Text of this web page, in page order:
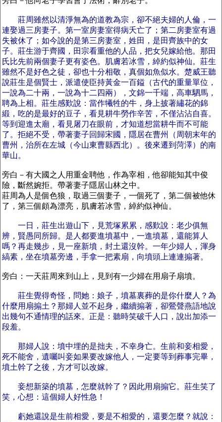
莊周雖然以清淨無為的道教為宗，卻不絕夫婦的人倫，一
連娶過三房妻子。第一室房妻室得病夭亡了；第二房妻室有過
失被休了；如今說的是第三房妻室，姓田，是田齊族中的女
子。莊生游于齊國，田宗看重他的人品，把女兒嫁給他。那田
氏比先前兩個妻子更有姿色。肌膚若冰雪，綽約似神仙。莊生
雖然不是好色之徒，卻也十分相敬，真個如魚似水。楚威王聽
說莊生是個賢士，派遣使臣持黃金一百鎰（古代的重量單位，
一說為二十兩，一說為十二四兩），文錦一千端，高車駟馬，
聘為上相。莊生感歎說：當作犧牲的牛，身上披著繡花的錦
緞，吃的是最好的豆子，看見耕牛勞作辛苦，不僅沾沾自喜。
等到迎進太廟，看見屠刀在眼前，才知道想當耕牛而不可能
了。拒絕不受，帶著妻子回歸宋國，隱居在曹州（周朝末年的
曹州，治所在左城（今山東曹縣西北）。後來遷到菏澤）的南
華山。
旁白－有大國之人用重金聘他，作為宰相，他卻能知其中俊
險，斷然婉拒。帶著妻子隱居山林之中。
莊周為人是個色狼，取過三個妻子，一個死了，第二個被他休
了，第三個頗為漂亮，肌膚若冰雪，綽約似神仙。
一日，莊生出遊山下，見荒塚累累，感歎說：老少俱無
辨，賢愚同所歸。是人都要進墳墓中，一進墳墓，還能算人
嗎？再走幾步，見一座新墳，封土還沒幹。一年少婦人，渾身
縞素，坐在墳墓旁邊，手拿一把素扇，向墳頭上連連搧著。
旁白：一天莊周來到山上，見到有一少婦在用扇子扇墳。
莊生覺得奇怪，問她：娘子，墳墓裏葬的是你什麼人？為
什麼用扇搧土？那婦人並不起身，繼續搧著，卻鶯聲燕語地說
出幾句不通情理的話來。正是：聽時笑破千人口，說出加添一
段羞。
那婦人說：墳中埋的是拙夫，不幸身亡。生前和妾相愛，
死不能舍，遺囑叫妾如果要改嫁他人，一定要等到葬事完畢，
墳土幹了之後，方才可以改嫁。
妾想新築的墳墓，怎麼就幹了？因此用扇搧它。莊生笑了
笑，心想：這個婦人好性急！
虧她還說是生前相愛，要是不相愛的，還要怎麼？就說：